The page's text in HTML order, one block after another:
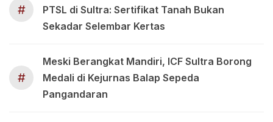
#
PTSL di Sultra: Sertifikat Tanah Bukan
Sekadar Selembar Kertas
#
Meski Berangkat Mandiri, ICF Sultra Borong
Medali di Kejurnas Balap Sepeda
Pangandaran